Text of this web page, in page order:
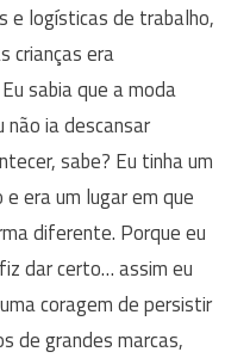
e logísticas de trabalho,
crianças era
sabia que a moda
não ia descansar
sabe? Eu tinha um
era um lugar em que
diferente. Porque eu
dar certo… assim eu
coragem de persistir
de grandes marcas,